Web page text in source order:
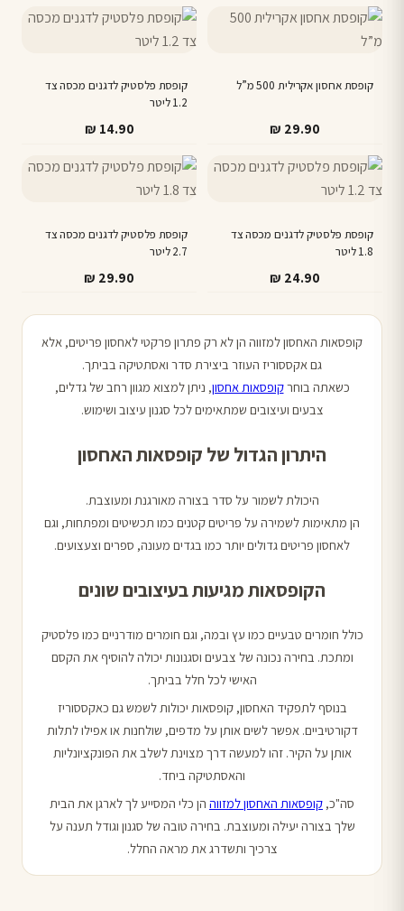
לבחור
את
בעמוד
⁦₪ 24.90⁩
לבחור
בעמוד
המוצר
קופסת אחסון אקרילית 500 מ”ל
₪ 29.90
קופסת פלסטיק לדגנים מכסה צד
1.2 ליטר
₪ 14.90
קופסת פלסטיק לדגנים מכסה צד
1.8 ליטר
₪ 24.90
קופסת פלסטיק לדגנים מכסה צד
2.7 ליטר
₪ 29.90
קופסאות האחסון למזווה הן לא רק פתרון פרקטי לאחסון פריטים, אלא
גם אקססוריז העוזר ביצירת סדר ואסתטיקה בביתך.
כשאתה בוחרקופסאות אחסון, ניתן למצוא מגוון רחב של גדלים,
צבעים ועיצובים שמתאימים לכל סגנון עיצוב ושימוש.
היתרון הגדול של קופסאות האחסון
היכולת לשמור על סדר בצורה מאורגנת ומעוצבת.
הן מתאימות לשמירה על פריטים קטנים כמו תכשיטים ומפתחות, וגם
לאחסון פריטים גדולים יותר כמו בגדים מעונה, ספרים וצעצועים.
הקופסאות מגיעות בעיצובים שונים
כולל חומרים טבעיים כמו עץ ובמה, וגם חומרים מודרניים כמו פלסטיק
ומתכת. בחירה נכונה של צבעים וסגנונות יכולה להוסיף את הקסם
האישי לכל חלל בביתך.
בנוסף לתפקיד האחסון, קופסאות יכולות לשמש גם כאקססוריז
דקורטיביים. אפשר לשים אותן על מדפים, שולחנות או אפילו לתלות
אותן על הקיר. זהו למעשה דרך מצוינת לשלב את הפונקציונליות
והאסתטיקה ביחד.
סה"כ, קופסאות האחסון למזווה הן כלי המסייע לך לארגן את הבית
שלך בצורה יעילה ומעוצבת. בחירה טובה של סגנון וגודל תענה על
צרכיך ותשדרג את מראה החלל.